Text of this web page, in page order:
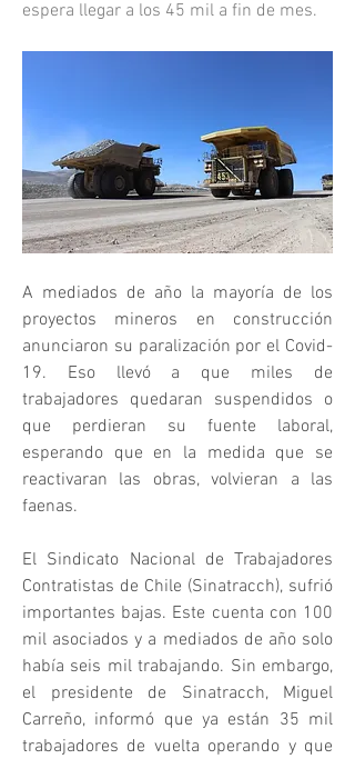
espera llegar a los 45 mil a fin de mes.
A mediados de año la mayoría de los
proyectos mineros en construcción
anunciaron su paralización por el Covid-
19. Eso llevó a que miles de
trabajadores quedaran suspendidos o
que perdieran su fuente laboral,
esperando que en la medida que se
reactivaran las obras, volvieran a las
faenas.
El Sindicato Nacional de Trabajadores
Contratistas de Chile (Sinatracch), sufrió
importantes bajas. Este cuenta con 100
mil asociados y a mediados de año solo
había seis mil trabajando. Sin embargo,
el presidente de Sinatracch, Miguel
Carreño, informó que ya están 35 mil
trabajadores de vuelta operando y que